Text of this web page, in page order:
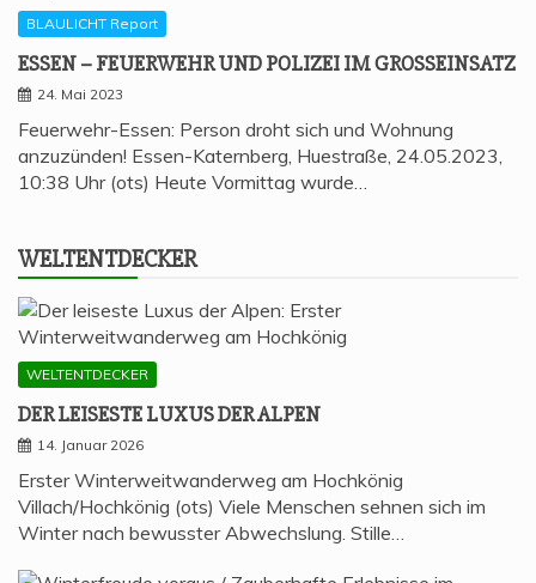
BLAULICHT Report
ESSEN – FEU­ER­WEHR UND POLI­ZEI IM GROSSEINSATZ
24. Mai 2023
Feuerwehr-Essen: Person droht sich und Wohnung
anzuzünden! Essen-Katernberg, Huestraße, 24.05.2023,
10:38 Uhr (ots) Heute Vormittag wurde…
WELT­ENT­DE­CKER
WELTENTDECKER
DER LEI­SES­TE LUXUS DER ALPEN
14. Januar 2026
Erster Winterweitwanderweg am Hochkönig
Villach/Hochkönig (ots) Viele Menschen sehnen sich im
Winter nach bewusster Abwechslung. Stille…